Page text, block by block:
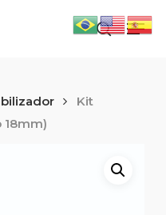
search
Kit